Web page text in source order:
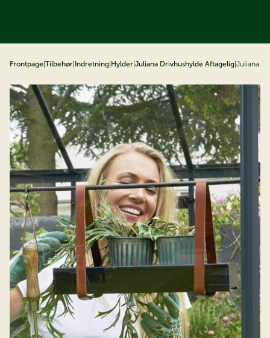
Frontpage Tilbehør Indretning Hylder Juliana Drivhushylde Aftagelig Juliana